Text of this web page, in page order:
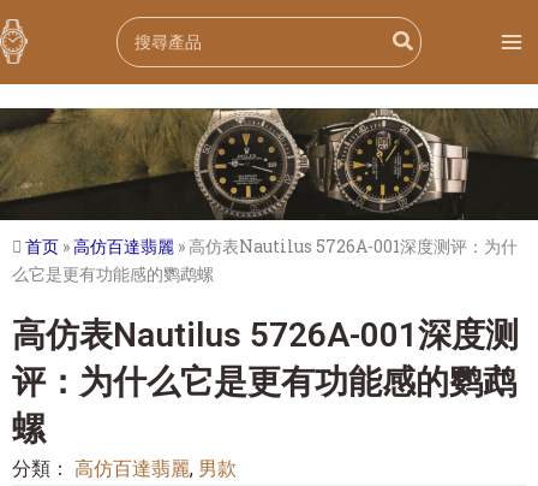
跳
至
内
容
Search
for:
首页 »高仿百達翡麗 » 高仿表Nautilus 5726A-001深度测评：为什
么它是更有功能感的鹦鹉螺
高仿表Nautilus 5726A-001深度测
评：为什么它是更有功能感的鹦鹉
螺
分類： 高仿百達翡麗, 男款